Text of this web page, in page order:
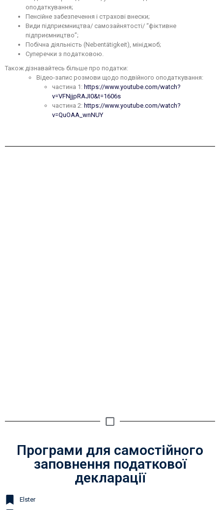
оподаткування;
Пенсійне забезпечення і страхові внески;
Види підприємництва/ самозайнятості/ “фіктивне
підприємництво”;
Побічна діяльність (Nebentätigkeit), мініджоб;
Суперечки з податковою.
Також дізнавайтесь більше про податки:
Відео-запис розмови щодо подвійного оподаткування:
частина 1: https://www.youtube.com/watch?
v=VFNjjpRAJI0&t=1606s
частина 2: https://www.youtube.com/watch?
v=QuOAA_wnNUY
Програми для самостійного
заповнення податкової
декларації
Elster